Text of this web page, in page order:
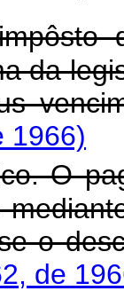
da
1966)
O
o
de